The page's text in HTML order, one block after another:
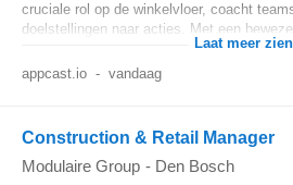
cruciale rol op de winkelvloer, coacht
doelstellingen naar acties. Met een
Laat meer zien
appcast.io - vandaag
Construction & Retail Manager
Modulaire Group - Den Bosch